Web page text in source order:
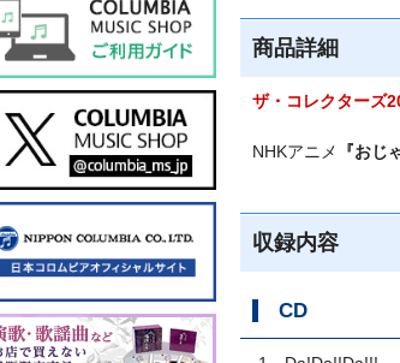
商品詳細
ザ・コレクターズ
NHKアニメ 『おじ
収録内容
CD